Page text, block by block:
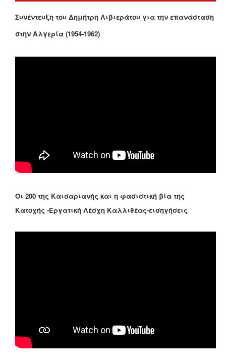
Συνέντευξη του Δημήτρη Λιβιεράτου για την επανάσταση
στην Αλγερία (1954-1962)
Οι 200 της Καισαριανής και η φασιστική βία της
Κατοχής -Εργατική Λέσχη Καλλιθέας-εισηγήσεις